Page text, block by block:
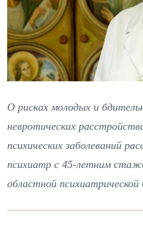
О рисках молодых и
невротических
психических заболеваний
психиатр с 45-летним
областной